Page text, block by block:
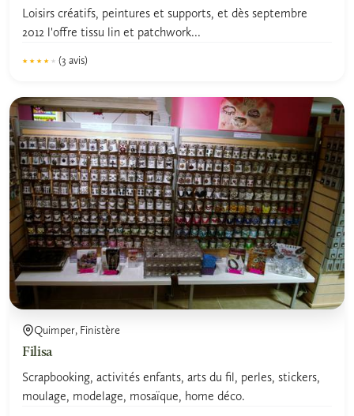
Loisirs créatifs, peintures et supports, et dès septembre
2012 l'offre tissu lin et patchwork...
★★★★★
★★★★★ (3 avis)
Quimper, Finistère
Filisa
Scrapbooking, activités enfants, arts du fil, perles, stickers,
moulage, modelage, mosaïque, home déco.